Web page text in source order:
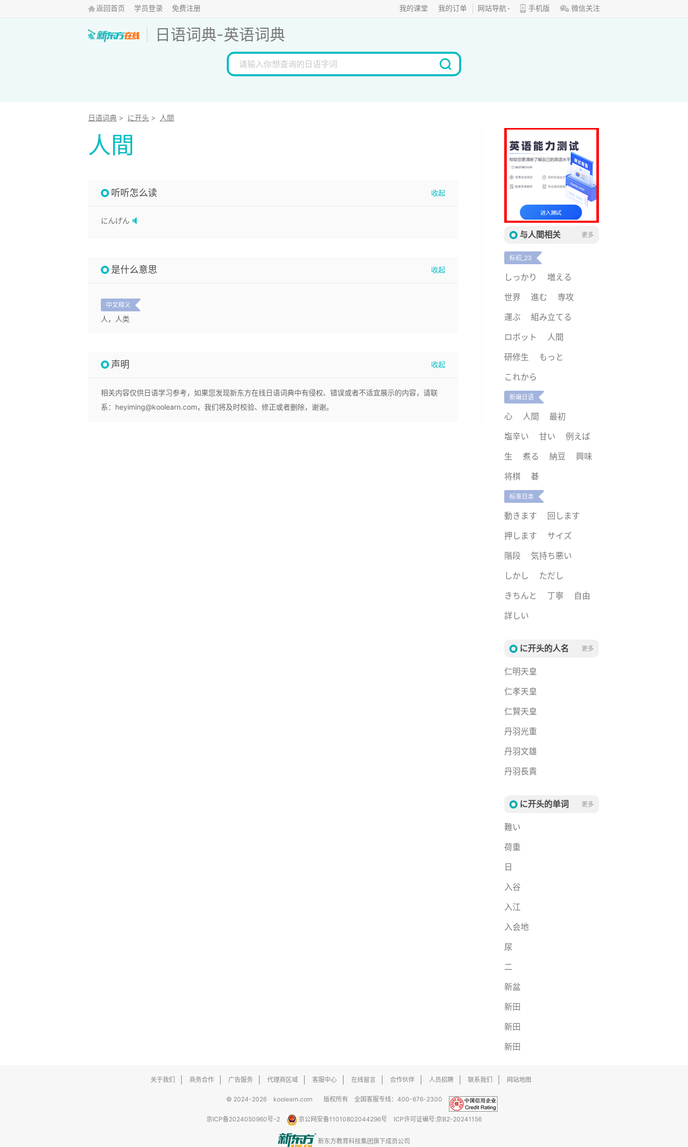
返回首页 学员登录 免费注册 我的课堂 我的订单 网站导航 手机版 微信关注
日语词典-英语词典
日语词典 > に开头 > 人間
人間
听听怎么读
にんげん
是什么意思
中文释义
人，人类
声明
相关内容仅供日语学习参考，如果您发现新东方在线日语词典中有侵权、错误或者不适宜展示的内容，请联
系：heyiming@koolearn.com，我们将及时校验、修正或者删除，谢谢。
与人間相关 更多
标初_23
しっかり
増える
世界
進む
専攻
運ぶ
組み立てる
ロボット
人間
研修生
もっと
これから
新编日语
心 人間
最初
塩辛い
甘い
例えば
生
煮る 納豆
興味
将棋
碁
标准日本
動きます
回します
押します
サイズ
階段
気持ち悪い
しかし
ただし
きちんと
丁寧
自由
詳しい
に开头的人名 更多
仁明天皇
仁孝天皇
仁賢天皇
丹羽光重
丹羽文雄
丹羽長貴
に开头的单词 更多
難い
荷重
日
入谷
入江
入会地
尿
二
新盆
新田
新田
新田
关于我们 商务合作 广告服务 代理商区域 客服中心 在线留言 合作伙伴 人员招聘 联系我们 网站地图
© 2024-2026 koolearn.com 版权所有 全国客服专线：400-676-2300
京ICP备2024050960号-2 京公网安备11010802044296号 ICP许可证编号:京B2-20241156
新东方教育科技集团旗下成员公司